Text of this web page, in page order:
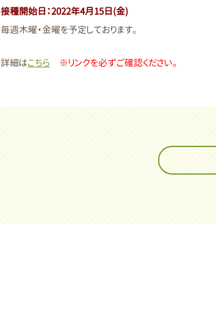
接種開始日：2022年4月15日(金)
毎週木曜・金曜を予定しております。
詳細はこちら ※リンクを必ずご確認ください。